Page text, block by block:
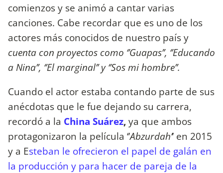
comienzos y se animó a cantar varias
canciones. Cabe recordar que es uno de los
actores más conocidos de nuestro país y
cuenta con proyectos como ‘’Guapas’’, ‘’Educando
a Nina’’, ‘’El marginal’’ y ‘’Sos mi hombre’’.
Cuando el actor estaba contando parte de sus
anécdotas que le fue dejando su carrera,
recordó a la China Suárez,ya que ambos
protagonizaron la película ‘’Abzurdah’’ en 2015
y a Esteban le ofrecieron el papel de galán en
la producción y para hacer de pareja de la